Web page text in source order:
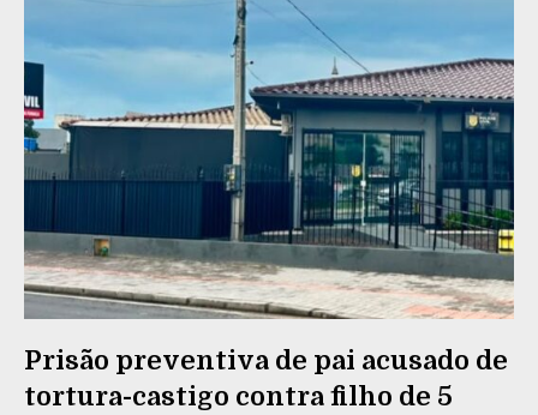
Prisão preventiva de pai acusado de
tortura-castigo contra filho de 5